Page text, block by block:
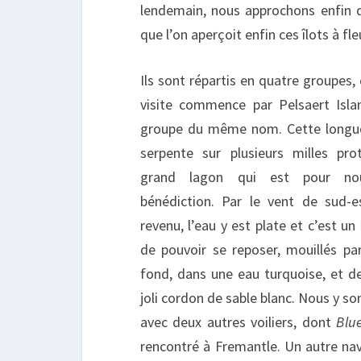
lendemain, nous approchons enfin
que l’on aperçoit enfin ces îlots à
Ils sont répartis en quatre
visite commence par Pelsaert
groupe du même nom. Cette
serpente sur plusieurs milles
grand lagon qui est pour
bénédiction. Par le vent de sud-
revenu, l’eau y est plate et c’est un
de pouvoir se reposer, mouillés
fond, dans une eau turquoise, et
joli cordon de sable blanc. Nous y
avec deux autres voiliers, dont
rencontré à Fremantle. Un autre